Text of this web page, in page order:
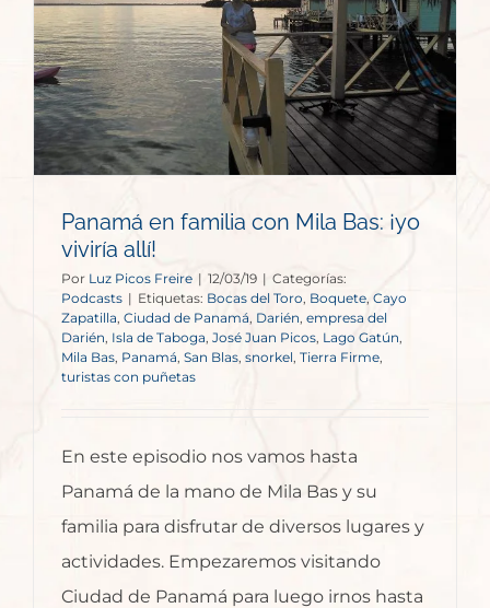
Panamá en familia con Mila Bas: ¡yo
viviría allí!
Por Luz Picos Freire | 12/03/19 | Categorías:
Podcasts | Etiquetas: Bocas del Toro Boquete, Cayo
Zapatilla Ciudad de Panamá, Darién empresa del
Darién Isla de Taboga, José Juan Picos Lago Gatún,
Mila Bas, Panamá, San Blas snorkel, Tierra Firme
turistas con puñetas
En este episodio nos vamos hasta
Panamá de la mano de Mila Bas y su
familia para disfrutar de diversos lugares y
actividades. Empezaremos visitando
Ciudad de Panamá para luego irnos hasta